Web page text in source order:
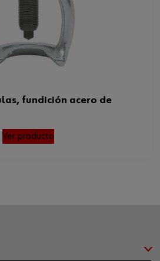
fundición acero de
Ver producto